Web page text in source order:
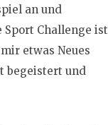
an und
Challenge ist
etwas Neues
begeistert und